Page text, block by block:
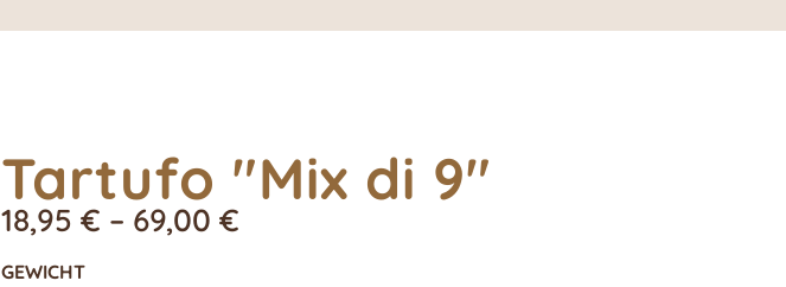
Tartufo "Mix di 9"
18,95 € – 69,00 €
GEWICHT